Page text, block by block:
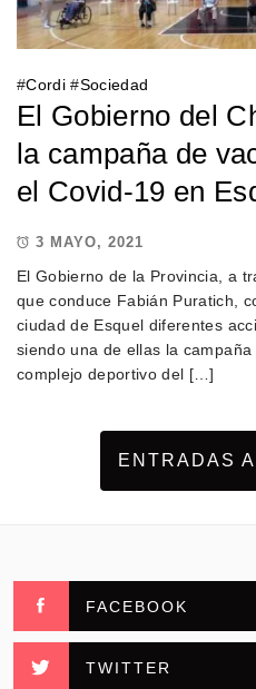
#Cordi #Sociedad
El Gobierno del
la campaña de
el Covid-19 en
3 MAYO, 2021
El Gobierno de la Provincia, a
que conduce Fabián Puratich,
ciudad de Esquel diferentes
siendo una de ellas la
complejo deportivo del […]
ENTRADAS
FACEBOOK
TWITTER